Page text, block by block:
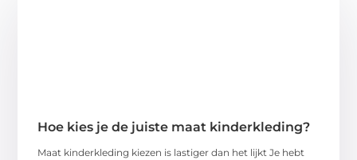
Hoe kies je de juiste maat kinderkleding?
Maat kinderkleding kiezen is lastiger dan het lijkt Je hebt